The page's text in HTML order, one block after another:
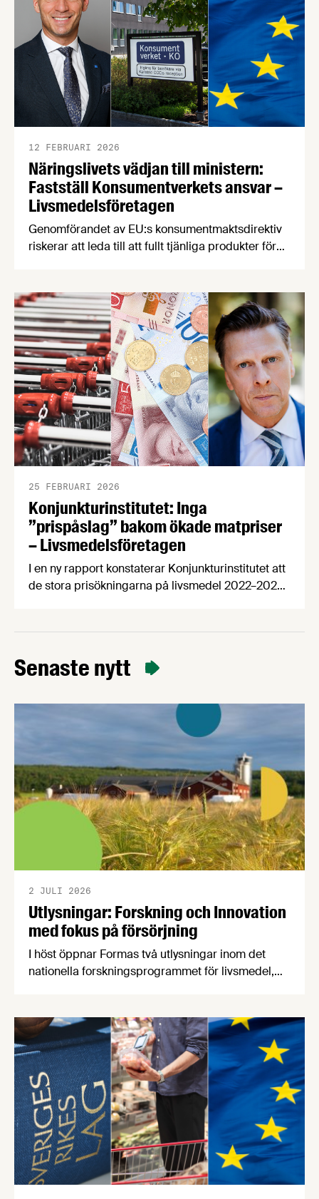
minskar rejält. Det är några av nyheterna i
Livsmedelsföretagens konjunkturbrev för Q4
2025.
Näringslivets vädjan till ministern:
Fastställ Konsumentverkets ansvar –
Livsmedelsföretagen
12 FEBRUARI 2026
Genomförandet av EU:s konsumentmaktsdirektiv
riskerar att leda till att fullt tjänliga produkter för
näringslivsorganisationer begär nu att
civilminister Erik Slottner ingriper.
Konjunkturinstitutet: Inga
”prispåslag” bakom ökade matpriser
– Livsmedelsföretagen
25 FEBRUARI 2026
I en ny rapport konstaterar Konjunkturinstitutet att
de stora prisökningarna på livsmedel 2022–2023
Matpriskommissionen kommer ta hänsyn till ökade
Livsmedelsföretagens chefekonom Carl Eckerdal.
Senaste nytt
Utlysningar: Forskning och Innovation
med fokus på försörjning
2 JULI 2026
I höst öppnar Formas två utlysningar inom det
nationella forskningsprogrammet för livsmedel,
en motståndskraftig livsmedelsförsörjning", och
båda syftar till att bana väg för innovationer som
stärker Sveriges livsmedelsförsörjning.